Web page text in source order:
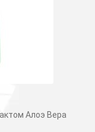
Алоэ Вера